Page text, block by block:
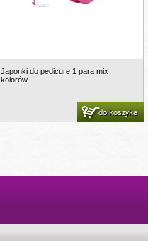
Japonki do pedicure 1 para mix
kolorów
do koszyka